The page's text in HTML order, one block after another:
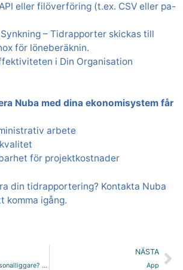
eller filöverföring (t.ex. CSV eller pa-
– Tidrapporter skickas till
för löneberäknin.
i Din Organisation
Nuba med dina ekonomisystem får
arbete
för projektkostnader
din tidrapportering? Kontakta Nuba
komma igång.
Vad räknas som personalliggare? – En guide för företag och arbetsgivare
NÄSTA
App